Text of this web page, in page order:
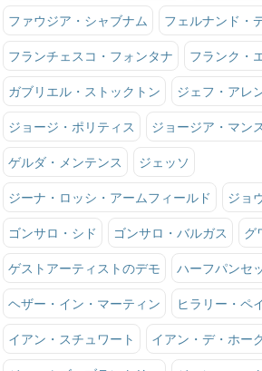
ファウジア・シャブナム フェルナンド・
フランチェスコ・フォンタナ フランク・
ガブリエル・ストックトン ジェフ・アレ
ジョージ・ポリティス ジョージア・マン
ゲルダ・メンテンス ジェッソ
ジーナ・ロッシ・アームフィールド ジョ
ゴンサロ・シド ゴンサロ・バルガス グ
ゲストアーティストのデモ ハーフパンセ
ヘザー・イン・マーティン ヒラリー・ペ
イアン・スチュワート イアン・デ・ホー